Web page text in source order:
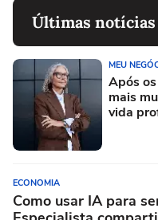
Últimas notícias
MEU
Após
mais
vida
ECONOMIA
Como usar IA para